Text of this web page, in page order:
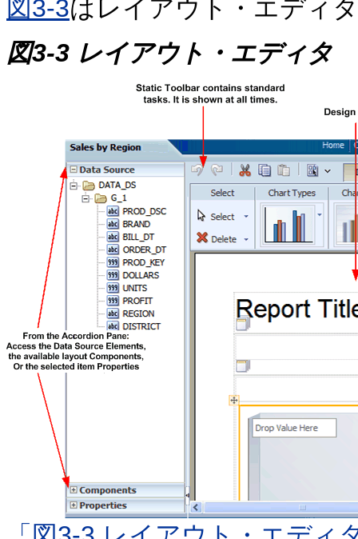
図3-3はレイアウト・エディ
図3-3 レイアウト・エディタ